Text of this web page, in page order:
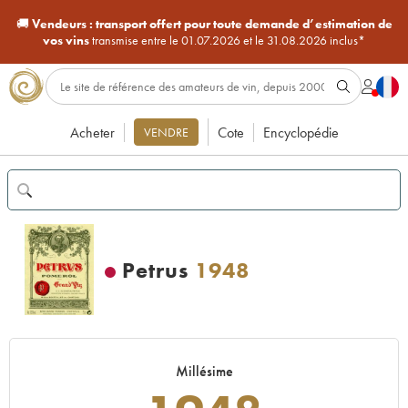
🚚Vendeurs : transport offert pour toute demande d’estimation de
vos vinstransmise entre le 01.07.2026 et le 31.08.2026 inclus*
Acheter VENDRE Cote Encyclopédie
Petrus 1948
Millésime